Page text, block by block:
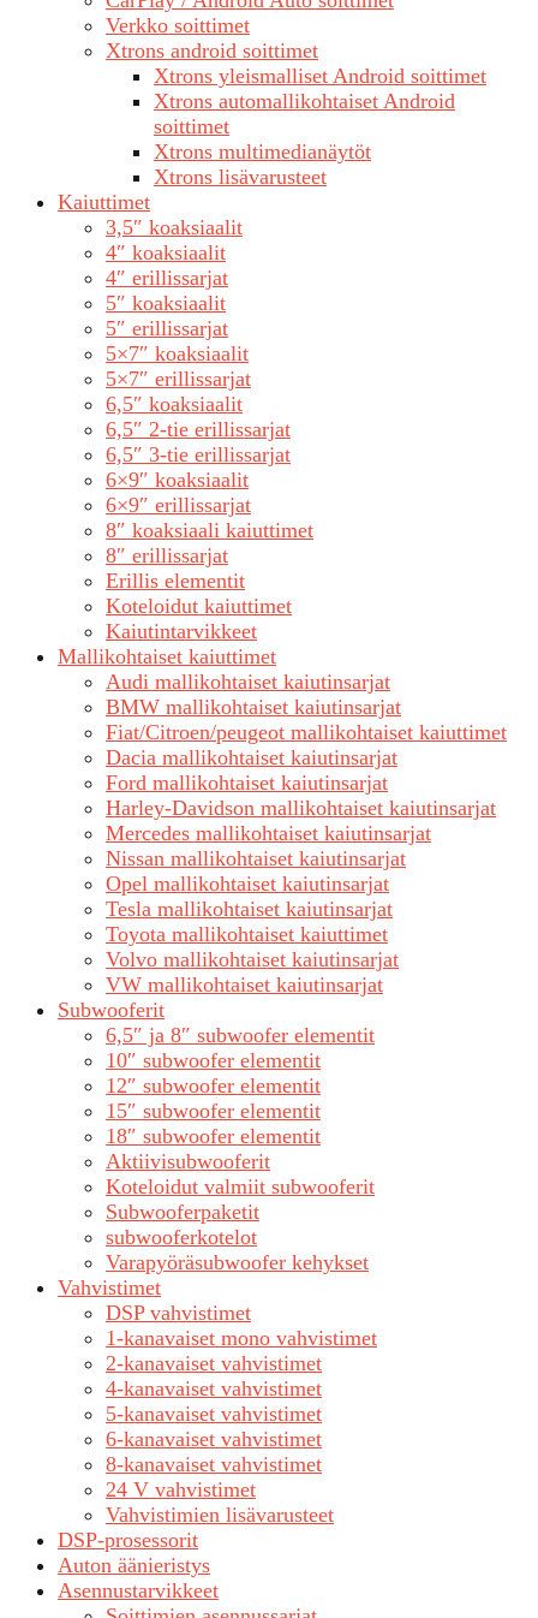
Verkko soittimet
Xtrons android soittimet
Xtrons yleismalliset Android soittimet
Xtrons automallikohtaiset Android
soittimet
Xtrons multimedianäytöt
Xtrons lisävarusteet
Kaiuttimet
3,5″ koaksiaalit
4″ koaksiaalit
4″ erillissarjat
5″ koaksiaalit
5″ erillissarjat
5×7″ koaksiaalit
5×7″ erillissarjat
6,5″ koaksiaalit
6,5″ 2-tie erillissarjat
6,5″ 3-tie erillissarjat
6×9″ koaksiaalit
6×9″ erillissarjat
8″ koaksiaali kaiuttimet
8″ erillissarjat
Erillis elementit
Koteloidut kaiuttimet
Kaiutintarvikkeet
Mallikohtaiset kaiuttimet
Audi mallikohtaiset kaiutinsarjat
BMW mallikohtaiset kaiutinsarjat
Fiat/Citroen/peugeot mallikohtaiset kaiuttimet
Dacia mallikohtaiset kaiutinsarjat
Ford mallikohtaiset kaiutinsarjat
Harley-Davidson mallikohtaiset kaiutinsarjat
Mercedes mallikohtaiset kaiutinsarjat
Nissan mallikohtaiset kaiutinsarjat
Opel mallikohtaiset kaiutinsarjat
Tesla mallikohtaiset kaiutinsarjat
Toyota mallikohtaiset kaiuttimet
Volvo mallikohtaiset kaiutinsarjat
VW mallikohtaiset kaiutinsarjat
Subwooferit
6,5″ ja 8″ subwoofer elementit
10″ subwoofer elementit
12″ subwoofer elementit
15″ subwoofer elementit
18″ subwoofer elementit
Aktiivisubwooferit
Koteloidut valmiit subwooferit
Subwooferpaketit
subwooferkotelot
Varapyöräsubwoofer kehykset
Vahvistimet
DSP vahvistimet
1-kanavaiset mono vahvistimet
2-kanavaiset vahvistimet
4-kanavaiset vahvistimet
5-kanavaiset vahvistimet
6-kanavaiset vahvistimet
8-kanavaiset vahvistimet
24 V vahvistimet
Vahvistimien lisävarusteet
DSP-prosessorit
Auton äänieristys
Asennustarvikkeet